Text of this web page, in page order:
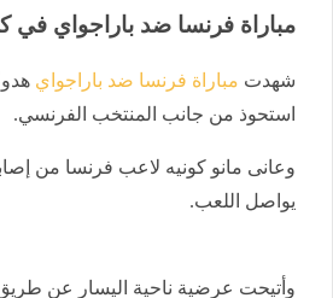
مباراة فرنسا ضد باراجواي في
شهدت مباراة فرنسا ضد باراجواي
استحوذ من جانب المنتخب الفرنسي.
وعانى مانو كونيه لاعب فرنسا من
يواصل اللعب.
وأتيحت عرضية ناحية اليسار عن